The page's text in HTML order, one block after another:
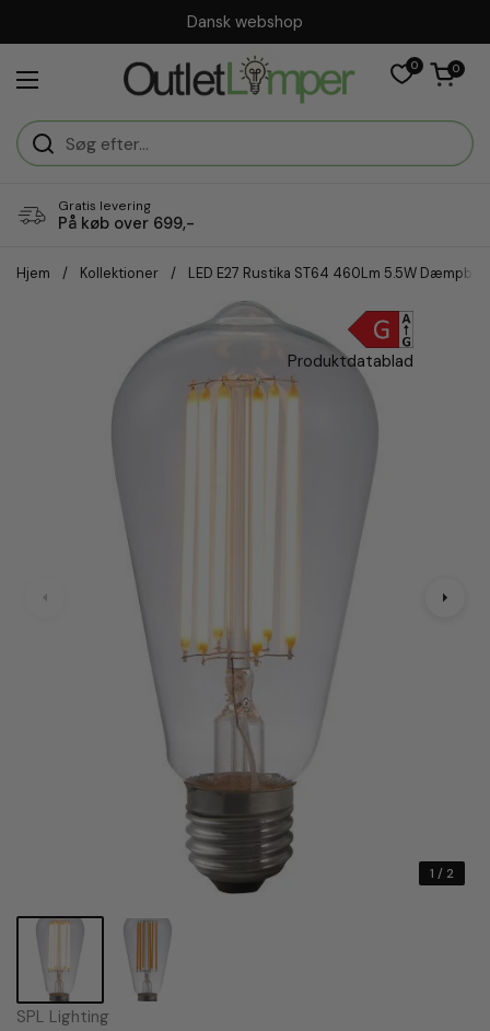
Dansk webshop
Åbn menuen
0 Åben vogn
0
Gratis levering
På køb over 699,-
Hjem / Kollektioner / LED E27 Rustika ST64 460Lm 5.5W Dæmpbar
1 / 2
Produktdatablad
SPL Lighting